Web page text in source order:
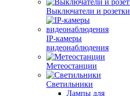
Выключатели и розетки
IP-камеры
видеонаблюдения
Метеостанции
Светильники
Лампы для